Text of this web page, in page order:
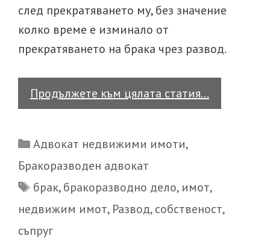
след прекратяването му, без значение
колко време е изминало от
прекратяването на брака чрез развод.
Продължете към цялата статия…
време
раздяла
Categories
Адвокат недвижими имоти,
Бракоразводен адвокат
Tags
брак,бракоразводно дело, имот,
недвижим имот, Развод,собственост,
съпруг